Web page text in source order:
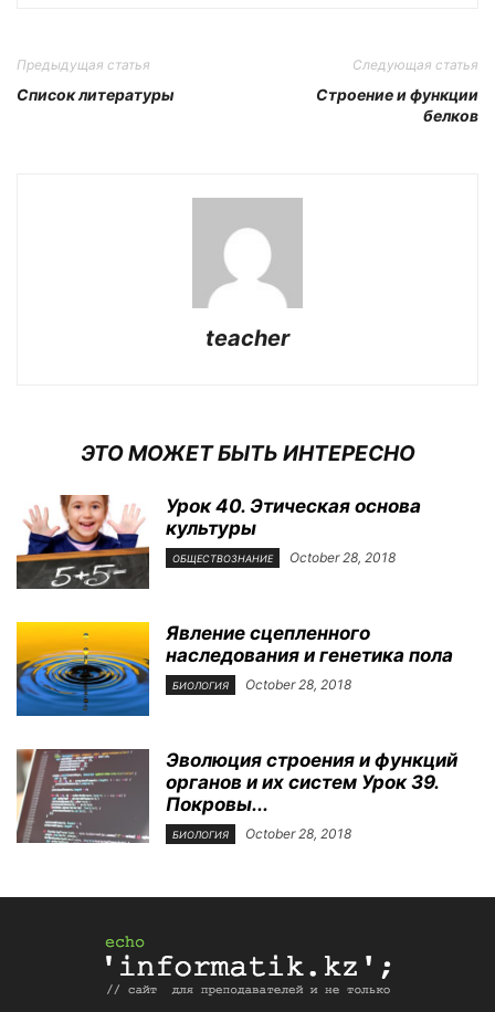
Предыдущая статья
Список литературы
Следующая статья
Строение и функции
белков
teacher
ЭТО МОЖЕТ БЫТЬ ИНТЕРЕСНО
Урок 40. Этическая основа
культуры
ОБЩЕСТВОЗНАНИЕ October 28, 2018
Явление сцепленного
наследования и генетика пола
БИОЛОГИЯ October 28, 2018
Эволюция строения и функций
органов и их систем Урок 39.
Покровы...
БИОЛОГИЯ October 28, 2018